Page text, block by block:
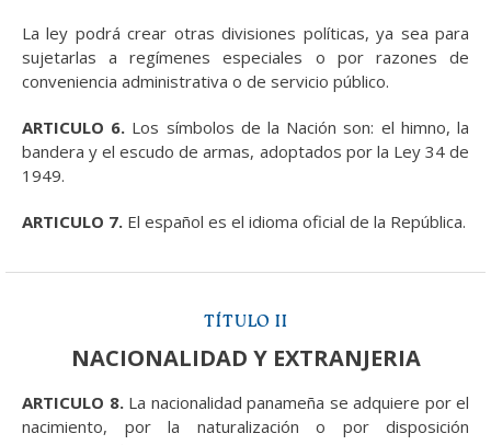
La ley podrá crear otras divisiones políticas, ya sea para
sujetarlas a regímenes especiales o por razones de
conveniencia administrativa o de servicio público.
ARTICULO 6. Los símbolos de la Nación son: el himno, la
bandera y el escudo de armas, adoptados por la Ley 34 de
1949.
ARTICULO 7. El español es el idioma oficial de la República.
TÍTULO II
NACIONALIDAD Y EXTRANJERIA
ARTICULO 8.La nacionalidad panameña se adquiere por el
nacimiento, por la naturalización o por disposición